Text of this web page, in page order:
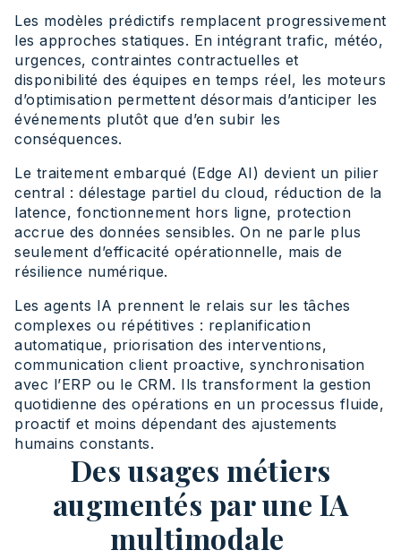
Les modèles prédictifs remplacent progressivement
les approches statiques. En intégrant trafic, météo,
urgences, contraintes contractuelles et
disponibilité des équipes en temps réel, les moteurs
d’optimisation permettent désormais d’anticiper les
événements plutôt que d’en subir les
conséquences.
Le traitement embarqué (Edge AI) devient un pilier
central : délestage partiel du cloud, réduction de la
latence, fonctionnement hors ligne, protection
accrue des données sensibles. On ne parle plus
seulement d’efficacité opérationnelle, mais de
résilience numérique.
Les agents IA prennent le relais sur les tâches
complexes ou répétitives : replanification
automatique, priorisation des interventions,
communication client proactive, synchronisation
avec l’ERP ou le CRM. Ils transforment la gestion
quotidienne des opérations en un processus fluide,
proactif et moins dépendant des ajustements
humains constants.
Des usages métiers
augmentés par une IA
multimodale